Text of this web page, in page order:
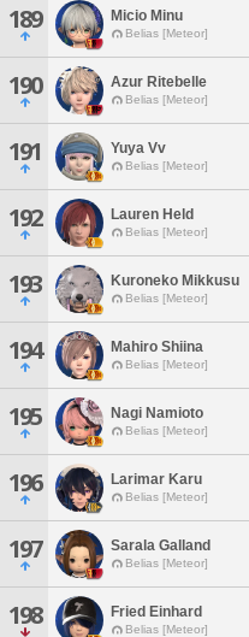
189 Micio Minu
Belias [Meteor]
190 Azur Ritebelle
Belias [Meteor]
191 Yuya Vv
Belias [Meteor]
192 Lauren Held
Belias [Meteor]
193 Kuroneko Mikkusu
Belias [Meteor]
194 Mahiro Shiina
Belias [Meteor]
195 Nagi Namioto
Belias [Meteor]
196 Larimar Karu
Belias [Meteor]
197 Sarala Galland
Belias [Meteor]
198 Fried Einhard
Belias [Meteor]